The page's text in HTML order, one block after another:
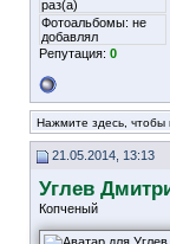
раз(а)
Фотоальбомы: не
добавлял
Репутация: 0
Нажмите здесь, чтобы
21.05.2014, 13:13
Углев
Копченый